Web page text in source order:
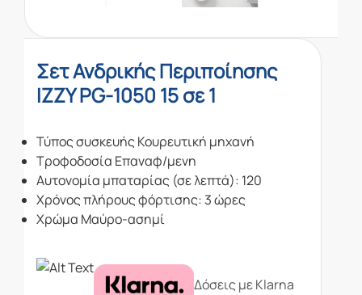
Σετ Ανδρικής Περιποίησης
IZZY PG-1050 15 σε 1
Τύπος συσκευής Κουρευτική μηχανή
Τροφοδοσία Επαναφ/μενη
Αυτονομία μπαταρίας (σε λεπτά): 120
Χρόνος πλήρους φόρτισης: 3 ώρες
Χρώμα Μαύρο-ασημί
Δόσεις με Klarna